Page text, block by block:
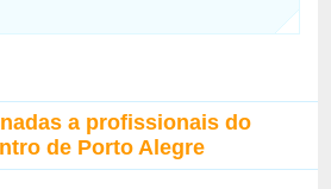
a profissionais do
de Porto Alegre